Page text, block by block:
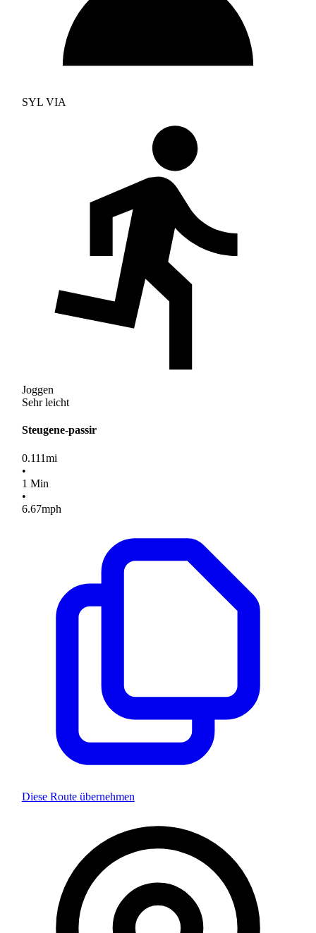
SYL VIA
Joggen
Sehr leicht
Steugene-passir
0.111mi
•
1 Min
•
6.67mph
Diese Route übernehmen